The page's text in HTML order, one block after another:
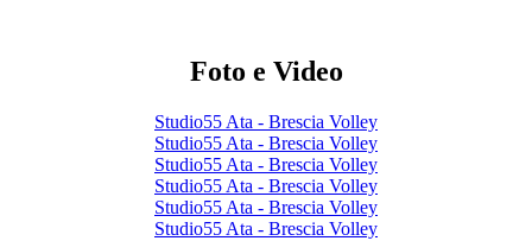
Foto e Video
Studio55 Ata - Brescia Volley
Studio55 Ata - Brescia Volley
Studio55 Ata - Brescia Volley
Studio55 Ata - Brescia Volley
Studio55 Ata - Brescia Volley
Studio55 Ata - Brescia Volley